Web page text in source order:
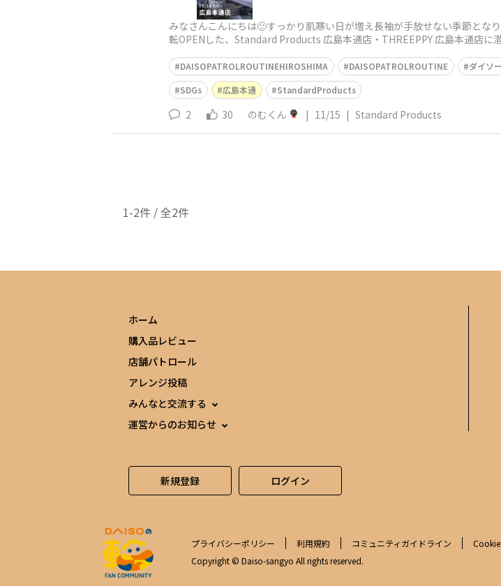
みなさんこんにちは🙂すっかり肌寒い日が増え長袖が手放せない季節と
転OPENした、Standard Products 広島本通店・THREEPPY 広島本通店
DAISOPATROLROUTINEHIROSHIMA DAISOPATROLROUTINE ダイソ
SDGs
広島本通 StandardProducts
2 30 のむくん | 11/15 | Standard Products
1-2件 / 全2件
ホーム
購入品レビュー
店舗パトロール
アレンジ投稿
みんなと交流する
運営からのお知らせ
新規登録 ログイン
プライバシーポリシー 利用規約 コミュニティガイドライン
Copyright © Daiso-sangyo All rights reserved.